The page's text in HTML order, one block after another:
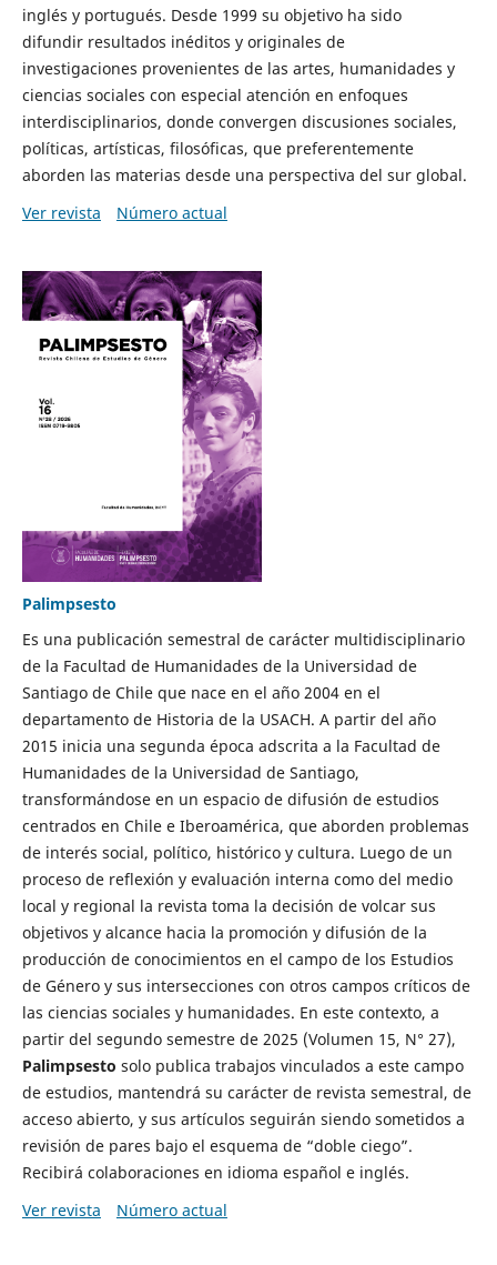
inglés y portugués. Desde 1999 su objetivo ha sido
difundir resultados inéditos y originales de
investigaciones provenientes de las artes, humanidades y
ciencias sociales con especial atención en enfoques
interdisciplinarios, donde convergen discusiones sociales,
políticas, artísticas, filosóficas, que preferentemente
aborden las materias desde una perspectiva del sur global.
Ver revista
Número actual
Palimpsesto
Es una publicación semestral de carácter multidisciplinario
de la Facultad de Humanidades de la Universidad de
Santiago de Chile que nace en el año 2004 en el
departamento de Historia de la USACH. A partir del año
2015 inicia una segunda época adscrita a la Facultad de
Humanidades de la Universidad de Santiago,
transformándose en un espacio de difusión de estudios
centrados en Chile e Iberoamérica, que aborden problemas
de interés social, político, histórico y cultura. Luego de un
proceso de reflexión y evaluación interna como del medio
local y regional la revista toma la decisión de volcar sus
objetivos y alcance hacia la promoción y difusión de la
producción de conocimientos en el campo de los Estudios
de Género y sus intersecciones con otros campos críticos de
las ciencias sociales y humanidades. En este contexto, a
partir del segundo semestre de 2025 (Volumen 15, N° 27),
Palimpsesto solo publica trabajos vinculados a este campo
de estudios, mantendrá su carácter de revista semestral, de
acceso abierto, y sus artículos seguirán siendo sometidos a
revisión de pares bajo el esquema de “doble ciego”.
Recibirá colaboraciones en idioma español e inglés.
Ver revista
Número actual